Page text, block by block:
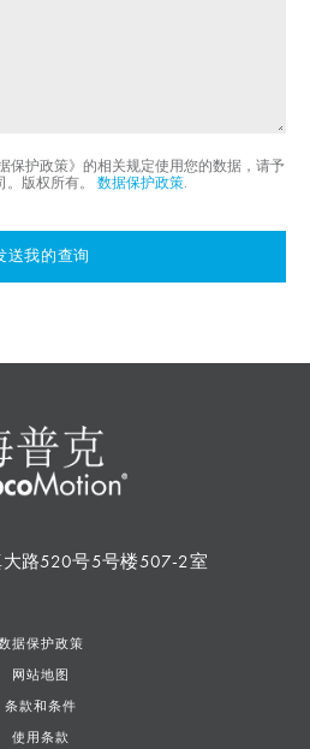
保护政策》的相关规定使用您的数据，请予
。版权所有。 数据保护政策
送我的查询
路520号5号楼507-2室
据保护政策
网站地图
条款和条件
使用条款